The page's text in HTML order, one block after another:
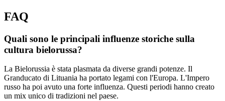
FAQ
Quali sono le principali influenze storiche sulla
cultura bielorussa?
La Bielorussia è stata plasmata da diverse grandi potenze. Il
Granducato di Lituania ha portato legami con l'Europa. L'Impero
russo ha poi avuto una forte influenza. Questi periodi hanno creato
un mix unico di tradizioni nel paese.